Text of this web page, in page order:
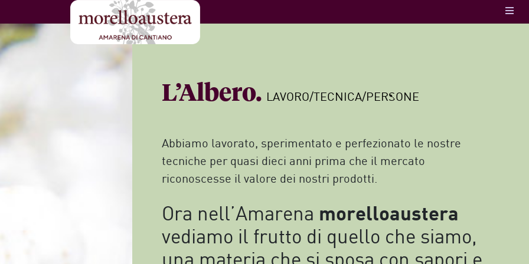
L’Albero. LAVORO/TECNICA/PERSONE
Abbiamo lavorato, sperimentato e perfezionato le nostre
tecniche per quasi dieci anni prima che il mercato
riconoscesse il valore dei nostri prodotti.
Ora nell’Amarena morelloaustera
vediamo il frutto di quello che siamo,